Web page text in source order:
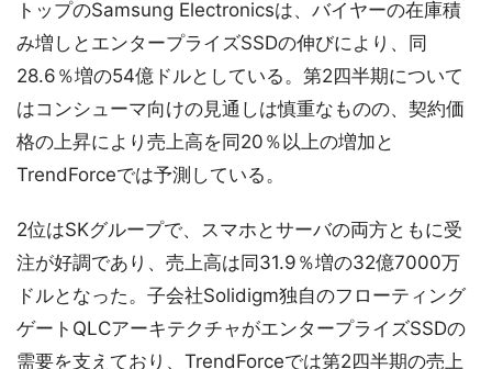
トップのSamsung Electronicsは、バイヤーの在庫積
み増しとエンタープライズSSDの伸びにより、同
28.6％増の54億ドルとしている。第2四半期について
はコンシューマ向けの見通しは慎重なものの、契約価
格の上昇により売上高を同20％以上の増加と
TrendForceでは予測している。
2位はSKグループで、スマホとサーバの両方ともに受
注が好調であり、売上高は同31.9％増の32億7000万
ドルとなった。子会社Solidigm独自のフローティング
ゲートQLCアーキテクチャがエンタープライズSSDの
需要を支えており、TrendForceでは第2四半期の売上